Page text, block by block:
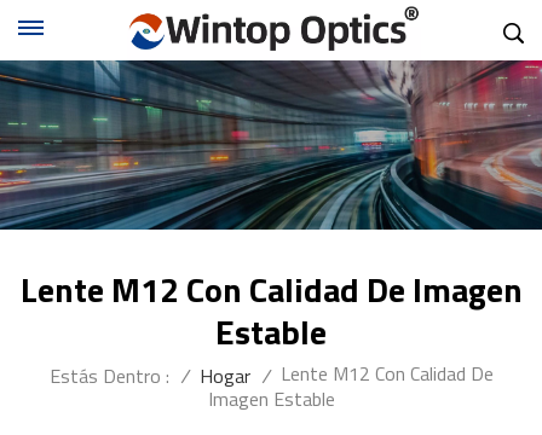
Lente M12 Con Calidad De Imagen
Estable
Estás Dentro : / Hogar / Lente M12 Con Calidad De
Imagen Estable